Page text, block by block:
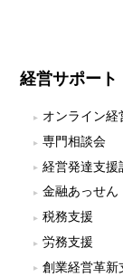
経営サポート
オンライン経
専門相談会
経営発達支援
金融あっせん
税務支援
労務支援
創業経営革新